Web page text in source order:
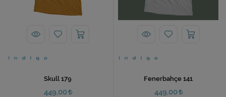
Skull 179
449,00
Fenerbahçe 141
449,00